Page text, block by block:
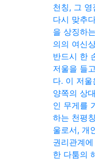
천칭, 그 영
다시 맞추
을 상징하
의의 여신
반드시 한
저울을 들
다. 이 저울
양쪽의 상
인 무게를
하는 천평
울로서, 개
권리관계
한 다툼의